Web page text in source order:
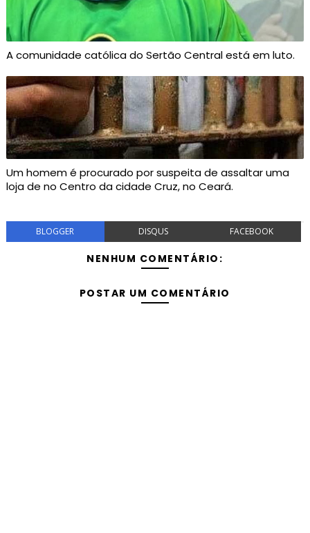
A comunidade católica do Sertão Central está em luto.
Um homem é procurado por suspeita de assaltar uma
loja de no Centro da cidade Cruz, no Ceará.
BLOGGER DISQUS FACEBOOK
NENHUM COMENTÁRIO:
POSTAR UM COMENTÁRIO